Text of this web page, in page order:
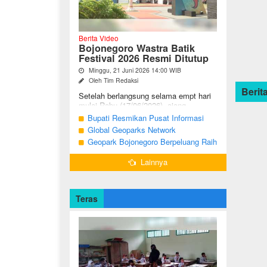
Berita Video
Bojonegoro Wastra Batik
Festival 2026 Resmi Ditutup
Minggu, 21 Juni 2026 14:00 WIB
Oleh Tim Redaksi
Setelah berlangsung selama empt hari
mulai Rabu (17/06/2026), ajang
Bojonegoro Wastra Batik Festival
(BWBF) 2026 resmi ditutup oleh Ketua
Dekranasda ...
Bupati Resmikan Pusat Informasi
Geologi Geopark Bojonegoro
Global Geoparks Network
Association Kunjungi Sejumlah
Geosite di Bojonegoro
Geopark Bojonegoro Berpeluang Raih
UNESCO Global Geopark
Lainnya
Teras